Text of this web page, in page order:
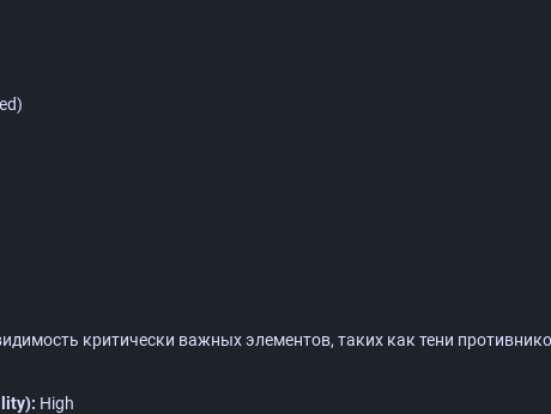
критически важных элементов, таких как тени
High